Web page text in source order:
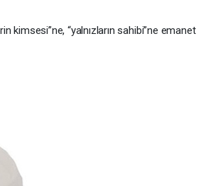
“yalnızların sahibi”ne emanet